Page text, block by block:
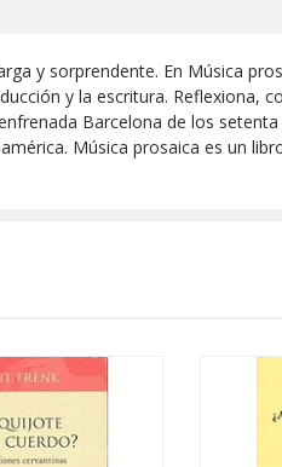
y sorprendente. En Música
y la escritura. Reflexiona,
Barcelona de los
Música prosaica es un